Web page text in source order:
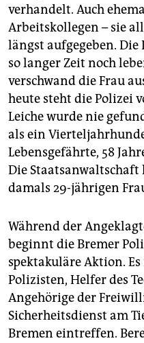
shop
fragen & hilfe
unterstützen
abo
genossenschaft
epaper login
verhandelt. Auch
Arbeitskollegen – sie
längst aufgegeben.
so langer Zeit noch
verschwand die Frau
heute steht die Polizei
Leiche wurde nie
als ein
Lebensgefährte, 58
Die
damals 29-jährigen
Während der
beginnt die Bremer
spektakuläre Aktion.
Polizisten, Helfer des
Angehörige der
Sicherheitsdienst am
Bremen eintreffen.